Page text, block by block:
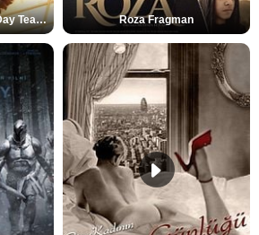
Spider-Man: Brand New Day Teaser Roza Fragman